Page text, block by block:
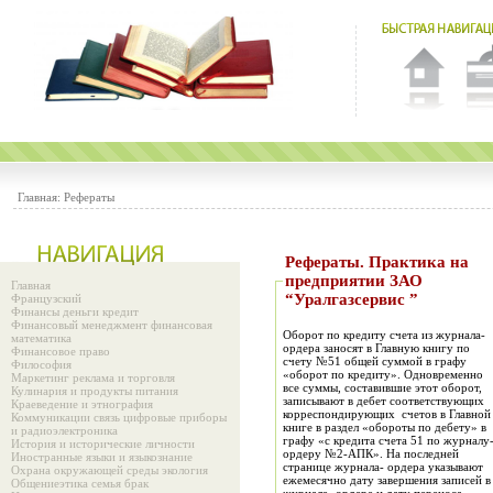
Главная: Рефераты
Главная
Французский
Финансы деньги кредит
Финансовый менеджмент финансовая
математика
Финансовое право
Философия
Маркетинг реклама и торговля
Кулинария и продукты питания
Краеведение и этнография
Коммуникации связь цифровые приборы
и радиоэлектроника
История и исторические личности
Иностранные языки и языкознание
Охрана окружающей среды экология
Общениеэтика семья брак
Рефераты. Практика на
предприятии ЗАО
“Уралгазсервис ”
Оборот по кредиту счета из журнала-
ордера заносят в Главную книгу по
счету №51 общей суммой в графу
«оборот по кредиту». Одновременно
все суммы, составившие этот оборот,
записывают в дебет соответствующих
корреспондирующих счетов в Главной
книге в раздел «обороты по дебету» в
графу «с кредита счета 51 по журналу-
ордеру №2-АПК». На последней
странице журнала- ордера указывают
ежемесячно дату завершения записей в